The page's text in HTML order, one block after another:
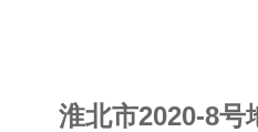
淮北市2020-8号